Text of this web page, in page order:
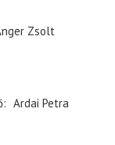
Zsolt
Ardai Petra